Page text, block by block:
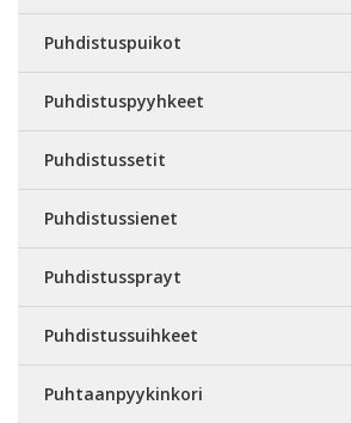
Puhdistuspuikot
Puhdistuspyyhkeet
Puhdistussetit
Puhdistussienet
Puhdistussprayt
Puhdistussuihkeet
Puhtaanpyykinkori